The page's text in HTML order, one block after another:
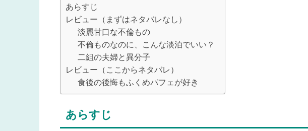
あらすじ
レビュー（まずはネタバレなし）
淡麗甘口な不倫もの
不倫ものなのに、こんな淡泊でいい？
二組の夫婦と異分子
レビュー（ここからネタバレ）
食後の後悔もふくめパフェが好き
あらすじ